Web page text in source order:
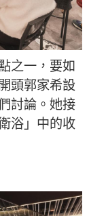
之一，要如
頭郭家希設
討論。她接
浴」中的收